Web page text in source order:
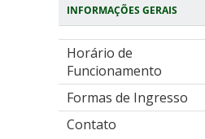
INFORMAÇÕES GERAIS
Horário de
Funcionamento
Formas de Ingresso
Contato